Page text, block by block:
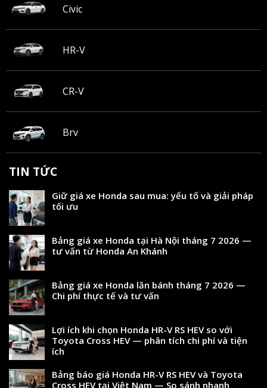
Civic
HR-V
CR-V
Brv
TIN TỨC
Giữ giá xe Honda sau mua: yếu tố và giải pháp
tối ưu
Bảng giá xe Honda tại Hà Nội tháng 7 2026 —
tư vấn từ Honda An Khánh
Bảng giá xe Honda lăn bánh tháng 7 2026 —
Chi phí thực tế và tư vấn
Lợi ích khi chọn Honda HR-V RS HEV so với
Toyota Cross HEV — phân tích chi phí và tiện
ích
Bảng báo giá Honda HR-V RS HEV và Toyota
Cross HEV tại Việt Nam — So sánh nhanh